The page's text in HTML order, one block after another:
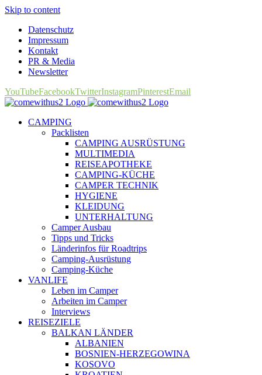
Skip to content
Datenschutz
Impressum
Kontakt
PR & Media
Newsletter
YouTubeFacebookTwitterInstagramPinterestEmail
CAMPING
Packlisten
CAMPING AUSRÜSTUNG
MULTIMEDIA
REISEAPOTHEKE
CAMPING-KÜCHE
CAMPER TECHNIK
HYGIENE
KLEIDUNG
UNTERHALTUNG
Camper Ausbau
Tipps und Tricks
Länderinfos für Roadtrips
Camping-Ausrüstung
Camping-Küche
VANLIFE
Leben im Camper
Arbeiten im Camper
Interviews
REISEZIELE
BALKAN LÄNDER
ALBANIEN
BOSNIEN-HERZEGOWINA
KOSOVO